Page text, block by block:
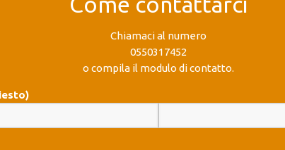
Chiamaci al numero
0550317452
o compila il modulo di contatto.